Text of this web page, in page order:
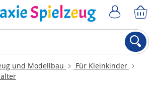
und Modellbau
Für Kleinkinder